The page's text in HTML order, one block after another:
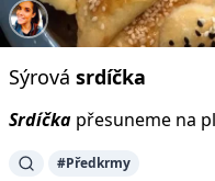
Sýrová srdíčka
Srdíčka přesuneme na
#Předkrmy